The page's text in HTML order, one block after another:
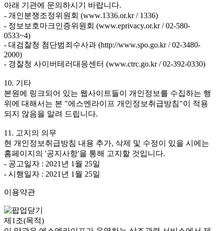
아래 기관에 문의하시기 바랍니다.
- 개인분쟁조정위원회 (www.1336.or.kr / 1336)
- 정보보호마크인증위원회 (www.eprivacy.or.kr / 02-580-
0533~4)
- 대검찰청 첨단범죄수사과 (http://www.spo.go.kr / 02-3480-
2000)
- 경찰청 사이버테러대응센터 (www.ctrc.go.kr / 02-392-0330)
10. 기타
본원에 링크되어 있는 웹사이트들이 개인정보를 수집하는 행
위에 대해서는 본 "에스엔라이프 개인정보취급방침"이 적용
되지 않음을 알려 드립니다.
11. 고지의 의무
현 개인정보취급방침 내용 추가, 삭제 및 수정이 있을 시에는
홈페이지의 '공지사항'을 통해 고지할 것입니다.
- 공고일자 : 2021년 1월 25일
- 시행일자 : 2021년 1월 25일
이용약관
제1조(목적)